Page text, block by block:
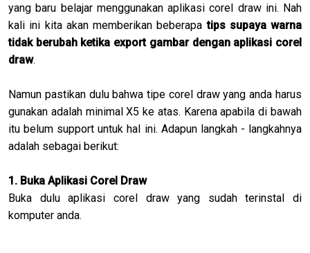
yang baru belajar menggunakan aplikasi corel draw ini. Nah
kali ini kita akan memberikan beberapatips supaya warna
tidak berubah ketika export gambar dengan aplikasi corel
draw.
Namun pastikan dulu bahwa tipe corel draw yang anda harus
gunakan adalah minimal X5 ke atas. Karena apabila di bawah
itu belum support untuk hal ini. Adapun langkah - langkahnya
adalah sebagai berikut:
1. Buka Aplikasi Corel Draw
Buka dulu aplikasi corel draw yang sudah terinstal di
komputer anda.